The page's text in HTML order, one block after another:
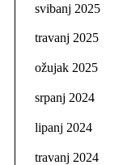
svibanj 2025
travanj 2025
ožujak 2025
srpanj 2024
lipanj 2024
travanj 2024